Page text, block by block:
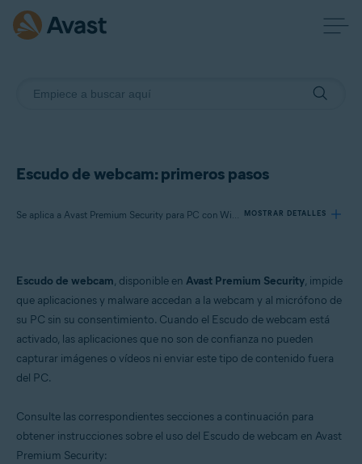
Escudo de webcam: primeros pasos
Se aplica a Avast Premium Security para PC con Windows MOSTRAR DETALLES
Productos:
Avast Premium Security 23.x para PC con Windows
Microsoft Windows 11 Home/Pro/Enterprise/Education
Microsoft Windows 8.1/Pro/Enterprise - 32 o 64 bits
Microsoft Windows 7 Home Basic/Home
Convenient Rollup Update, 32 o 64 bits
Escudo de webcam, disponible en Avast Premium Security, impide
que aplicaciones y malware accedan a la webcam y al micrófono de
su PC sin su consentimiento. Cuando el Escudo de webcam está
activado, las aplicaciones que no son de confianza no pueden
capturar imágenes o vídeos ni enviar este tipo de contenido fuera
del PC.
Consulte las correspondientes secciones a continuación para
obtener instrucciones sobre el uso del Escudo de webcam en Avast
Premium Security: